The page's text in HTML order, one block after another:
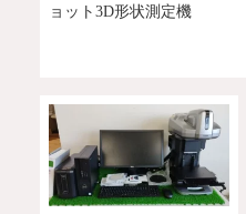
ョット3D形状測定機